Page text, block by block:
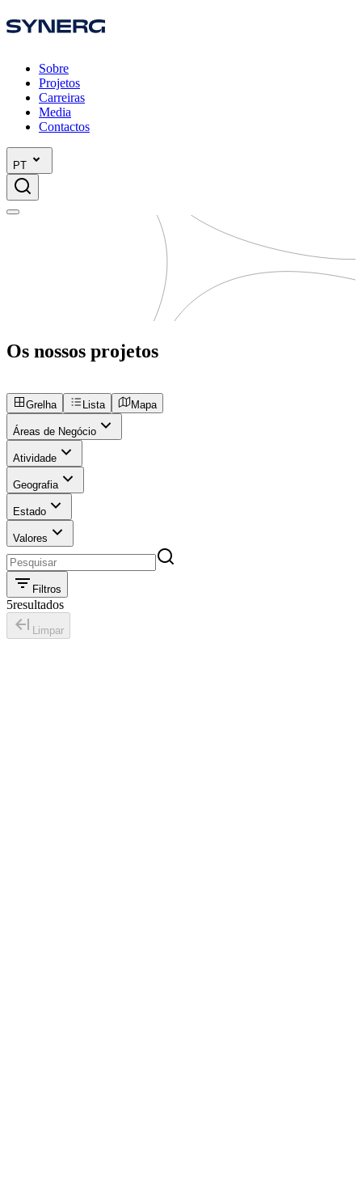
Sobre
Projetos
Carreiras
Media
Contactos
PT
Os nossos projetos
Grelha Lista Mapa
Áreas de Negócio
Atividade
Geografia
Estado
Valores
Filtros
5resultados
Limpar